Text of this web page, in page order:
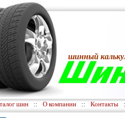
шинный
шин :: О компании :: Контакты